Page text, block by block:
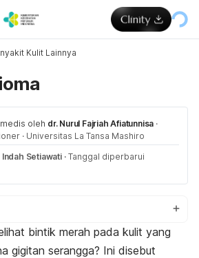
Kulit Lainnya
oleh dr. Nurul Fajriah Afiatunnisa ·
· Universitas La Tansa Mashiro
Indah Setiawati · Tanggal diperbarui
bintik merah pada kulit yang
gigitan serangga? Ini disebut